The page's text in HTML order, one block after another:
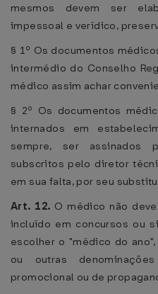
mesmos devem ser
impessoal e verídico,
§ 1º Os documentos
intermédio do Conselho
médico assim achar
§ 2º Os documentos
internados em
sempre, ser assinados
subscritos pelo diretor
em sua falta, por seu
Art. 12. O médico não
incluído em concursos ou
escolher o "médico do
ou outras
promocional ou de